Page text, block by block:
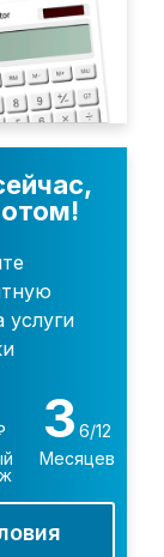
услуги
3 6/12
Месяцев